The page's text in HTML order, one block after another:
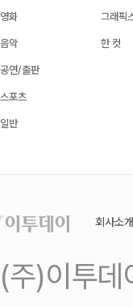
영화
음악
공연/출판
스포츠
일반
그래픽
한 컷
회사소개
(주)이투